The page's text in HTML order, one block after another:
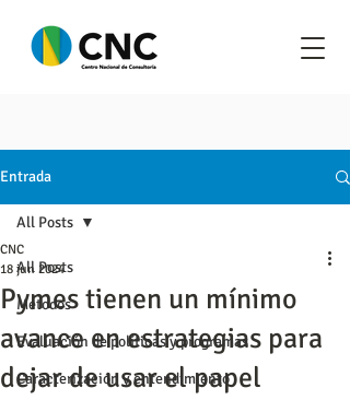
Entrada
All Posts
Metodos
Evaluación de políticas y programas
Caracterización y entendimiento
All Posts
Pymes tienen un mínimo
avance en estrategias para
dejar de usar el papel
CNC
18 jun 2024